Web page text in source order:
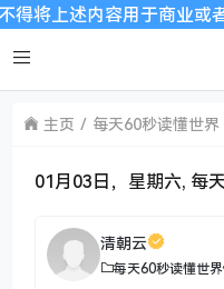
述内容用于商业或者
主页 每天60秒读懂世界
01月03日，星期六, 每
清朝云
每天60秒读懂世界